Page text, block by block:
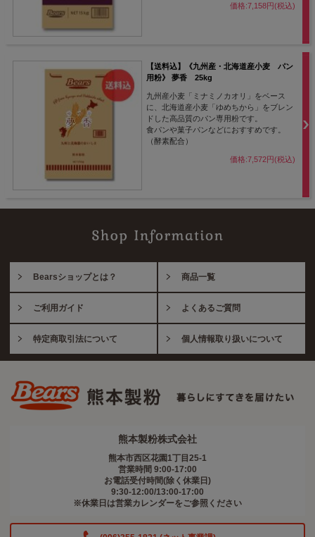
価格:7,158円(税込)
【送料込】《九州産・北海道産小麦 パン
用粉》 夢香 25kg
九州産小麦「ミナミノカオリ」をベース
に、北海道産小麦「ゆめちから」をブレン
ドした高品質のパン専用粉です。
食パンや菓子パンなどにおすすめです。
（酵素配合）
価格:7,572円(税込)
Bearsショップとは？ 商品一覧
ご利用ガイド よくあるご質問
特定商取引法について 個人情報取り扱いについて
熊本製粉株式会社
熊本市西区花園1丁目25-1
営業時間 9:00-17:00
お電話受付時間(除く休業日)
9:30-12:00/13:00-17:00
※休業日は営業カレンダーをご参照ください